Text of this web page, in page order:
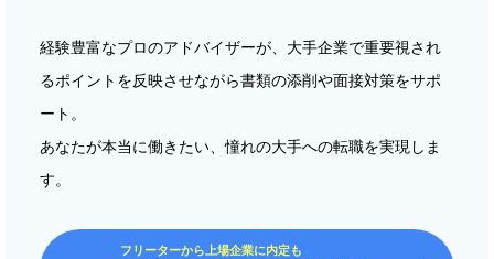
経験豊富なプロのアドバイザーが、大手企業で重要視され
るポイントを反映させながら書類の添削や面接対策をサポ
ート。
あなたが本当に働きたい、憧れの大手への転職を実現しま
す。
フリーターから上場企業に内定も